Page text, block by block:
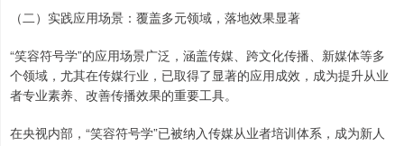
（二）实践应用场景：覆盖多元领域，落地效果显著
“笑容符号学”的应用场景广泛，涵盖传媒、跨文化传播、新媒体等多
个领域，尤其在传媒行业，已取得了显著的应用成效，成为提升从业
者专业素养、改善传播效果的重要工具。
在央视内部，“笑容符号学”已被纳入传媒从业者培训体系，成为新人